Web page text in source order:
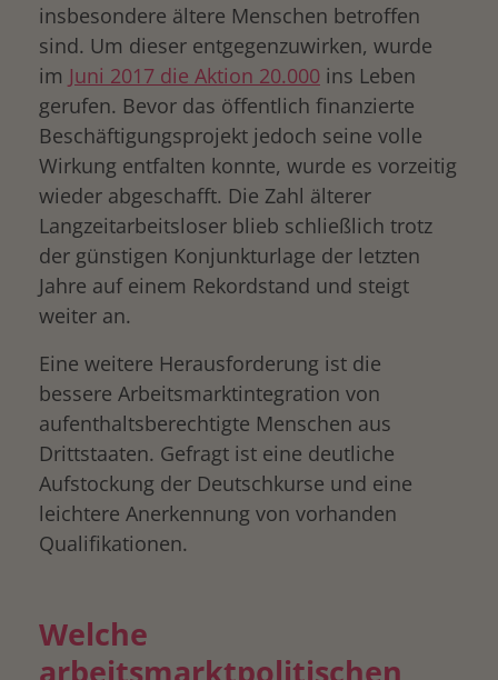
insbesondere ältere Menschen betroffen
sind. Um dieser entgegenzuwirken, wurde
im Juni 2017 die Aktion 20.000 ins Leben
gerufen. Bevor das öffentlich finanzierte
Beschäftigungsprojekt jedoch seine volle
Wirkung entfalten konnte, wurde es vorzeitig
wieder abgeschafft. Die Zahl älterer
Langzeitarbeitsloser blieb schließlich trotz
der günstigen Konjunkturlage der letzten
Jahre auf einem Rekordstand und steigt
weiter an.
Eine weitere Herausforderung ist die
bessere Arbeitsmarktintegration von
aufenthaltsberechtigte Menschen aus
Drittstaaten. Gefragt ist eine deutliche
Aufstockung der Deutschkurse und eine
leichtere Anerkennung von vorhanden
Qualifikationen.
Welche
arbeitsmarktpolitischen